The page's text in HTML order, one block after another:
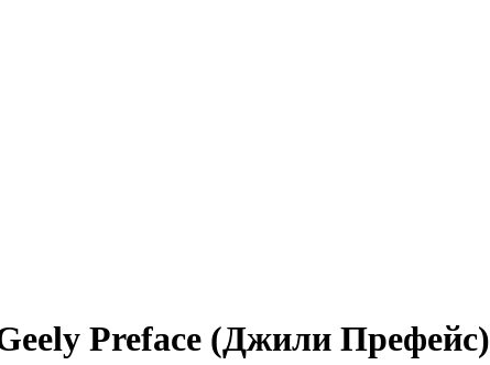
Preface (Джили